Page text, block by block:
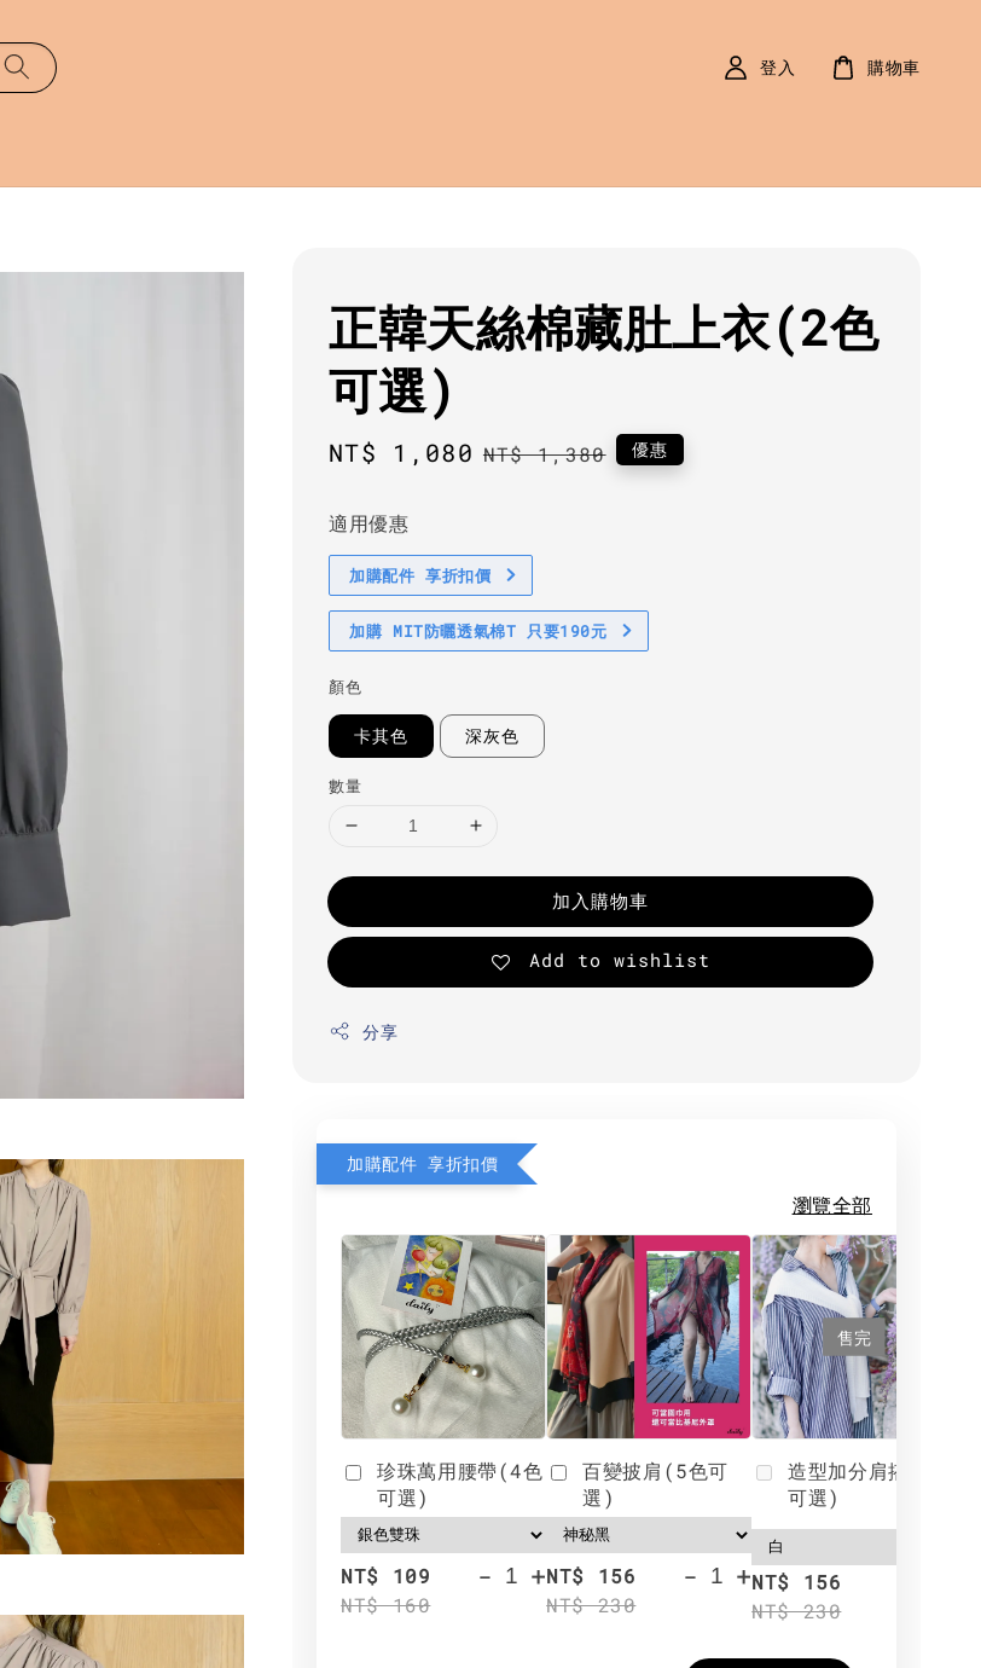
登入 購物車
正韓天絲棉藏肚上衣(2色
可選)
Sale
NT$ 1,080 Regular
NT$ 1,380 優惠
適用優惠
加購配件 享折扣價
加購 MIT防曬透氣棉T 只要190元
顏色
卡其色 深灰色
數量
加入購物車
Add to wishlist
分享
加購配件 享折扣價
瀏覽全部
珍珠萬用腰帶(4色
可選)
NT$ 109
NT$ 160
- +
百變披肩(5色可
選)
NT$ 156
NT$ 230
- +
售完
造型加分肩搭(4色
可選)
NT$ 156
NT$ 230